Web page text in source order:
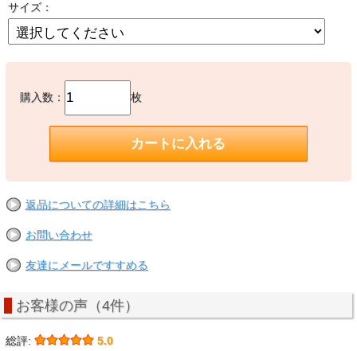
サイズ：
購入数： 枚
返品についての詳細はこちら
お問い合わせ
友達にメールですすめる
お客様の声（4件）
総評: 5.0